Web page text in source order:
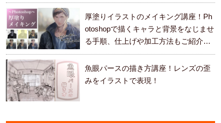
厚塗りイラストのメイキング講座！Ph
otoshopで描くキャラと背景をなじませ
る手順、仕上げや加工方法もご紹介し
ます。
魚眼パースの描き方講座！レンズの歪
みをイラストで表現！